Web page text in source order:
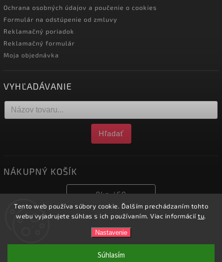
Tento web používa súbory cookie. Ďalším prechádzaním tohto
webu vyjadrujete súhlas s ich používaním. Viac informáciítu.
Nastavenie
Súhlasím
Ochrana osobných údajov a poučenie o cookies
Formulár na odstúpenie od zmluvy
Reklamačný poriadok
Reklamačný formulár
Moja objednávka
VYHĽADÁVANIE
Hľadať
NÁKUPNÝ KOŠÍK
0ks /€0
obchod.nofox.sk. Všetky práva vyhradené.
Shoptet